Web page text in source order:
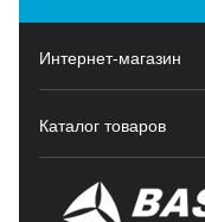
Интернет-магазин
Каталог товаров